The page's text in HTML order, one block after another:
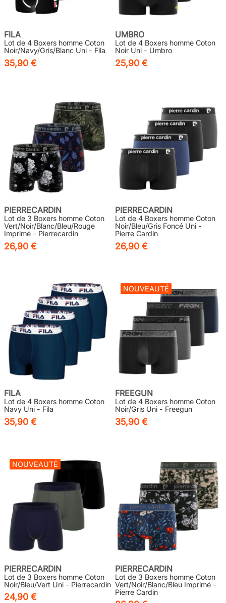
FILA
Lot de 4 Boxers homme Coton
Noir/Navy/Gris/Blanc Uni - Fila
35,90 €
UMBRO
Lot de 4 Boxers homme Coton
Noir Uni - Umbro
25,90 €
PIERRECARDIN
Lot de 3 Boxers homme Coton
Vert/Noir/Blanc/Bleu/Rouge
Imprimé - Pierrecardin
26,90 €
PIERRECARDIN
Lot de 4 Boxers homme Coton
Noir/Bleu/Gris Foncé Uni -
Pierre Cardin
26,90 €
FILA
Lot de 4 Boxers homme Coton
Navy Uni - Fila
35,90 €
NOUVEAUTÉ
FREEGUN
Lot de 4 Boxers homme Coton
Noir/Gris Uni - Freegun
35,90 €
NOUVEAUTÉ
PIERRECARDIN
Lot de 3 Boxers homme Coton
Noir/Bleu/Vert Uni - Pierrecardin
24,90 €
PIERRECARDIN
Lot de 3 Boxers homme Coton
Vert/Noir/Blanc/Bleu Imprimé -
Pierre Cardin